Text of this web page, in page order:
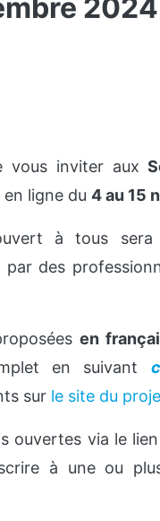
2024
vous inviter aux
en ligne du4 au 15
à tous
des
en
en suivant
sur le site du
ouvertes via le lien
à une ou